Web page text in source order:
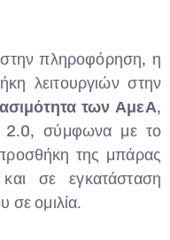
στην πληροφόρηση, η
λειτουργιών στην
των ΑμεΑ,
2.0, σύμφωνα με το
της μπάρας
σε εγκατάσταση
σε ομιλία.